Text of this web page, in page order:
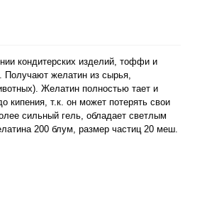
кондитерских изделий, тоффи и
Получают желатин из сырья,
Желатин полностью тает и
кипения, т.к. он может потерять свои
сильный гель, обладает светлым
200 блум, размер частиц 20 меш.